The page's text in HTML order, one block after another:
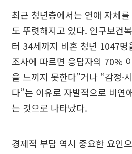
최근 청년층에서는 연애 자체
도 뚜렷해지고 있다. 인구보건
터 34세까지 비혼 청년 1047명
조사에 따르면 응답자의 70%
을 느끼지 못한다”거나 “감정·
다”는 이유로 자발적으로 비연
는 것으로 나타났다.
경제적 부담 역시 중요한 요인